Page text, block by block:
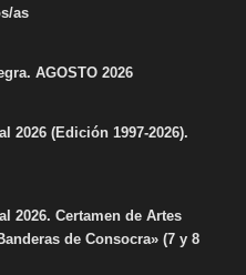
as
AGOSTO 2026
2026 (Edición 1997-2026).
2026. Certamen de Artes
de Consocra» (7 y 8